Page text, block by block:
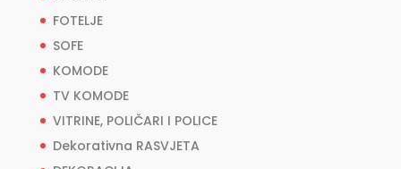
FOTELJE
SOFE
KOMODE
TV KOMODE
VITRINE, POLIČARI I POLICE
Dekorativna RASVJETA